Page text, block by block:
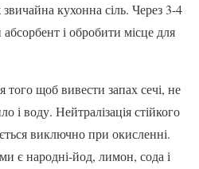
кухонна сіль. Через 3-4
і обробити місце для
щоб вивести запах сечі, не
і воду. Нейтралізація стійкого
виключно при окисленні.
є народні-йод, лимон, сода і